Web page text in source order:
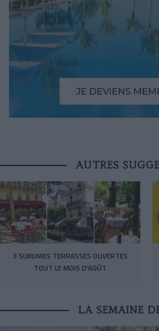
AUTRES
3 SUBLIMES TERRASSES OUVERTES
TOUT LE MOIS D’AOÛT
LA SEMAINE